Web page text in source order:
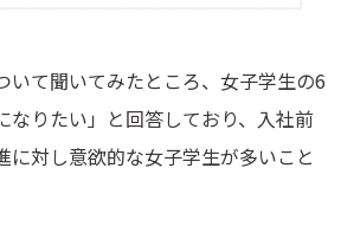
いて聞いてみたところ、女子学生の6
なりたい」と回答しており、入社前
に対し意欲的な女子学生が多いこと